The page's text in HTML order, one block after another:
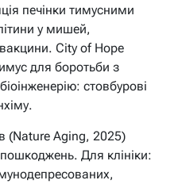
печінки тимусними
у мишей,
City of Hope
для боротьби з
стовбурові
(Nature Aging, 2025)
Для клініки: